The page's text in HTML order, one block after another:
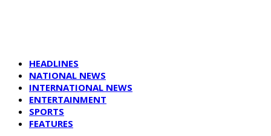
HEADLINES
NATIONAL NEWS
INTERNATIONAL NEWS
ENTERTAINMENT
SPORTS
FEATURES